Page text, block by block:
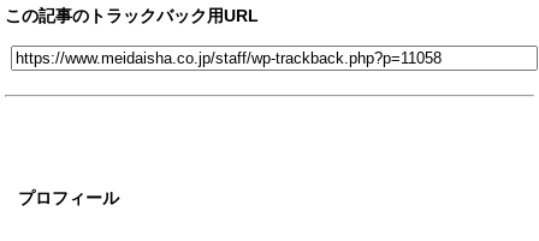
プロフィール
この記事のトラックバック用URL